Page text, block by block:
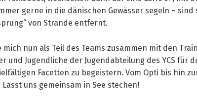
gerne in die dänischen Gewässer segeln – sind
von Strande entfernt.
mich nun als Teil des Teams zusammen mit den
und Jugendliche der Jugendabteilung des YCS für
Facetten zu begeistern. Vom Opti bis hin
Lasst uns gemeinsam in See stechen!